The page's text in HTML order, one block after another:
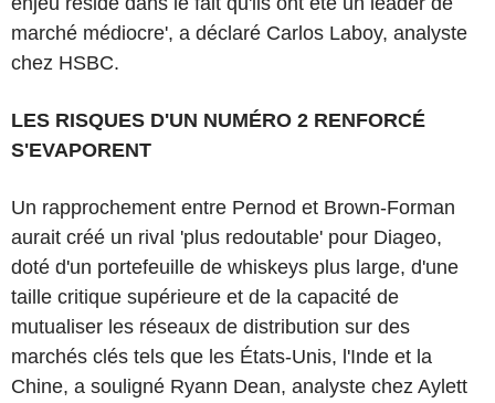
marché médiocre', a déclaré Carlos Laboy, analyste
chez HSBC.
LES RISQUES D'UN NUMÉRO 2 RENFORCÉ
S'EVAPORENT
Un rapprochement entre Pernod et Brown-Forman
aurait créé un rival 'plus redoutable' pour Diageo,
doté d'un portefeuille de whiskeys plus large, d'une
taille critique supérieure et de la capacité de
mutualiser les réseaux de distribution sur des
marchés clés tels que les États-Unis, l'Inde et la
Chine, a souligné Ryann Dean, analyste chez Aylett